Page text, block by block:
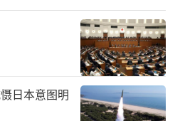
日本意图明